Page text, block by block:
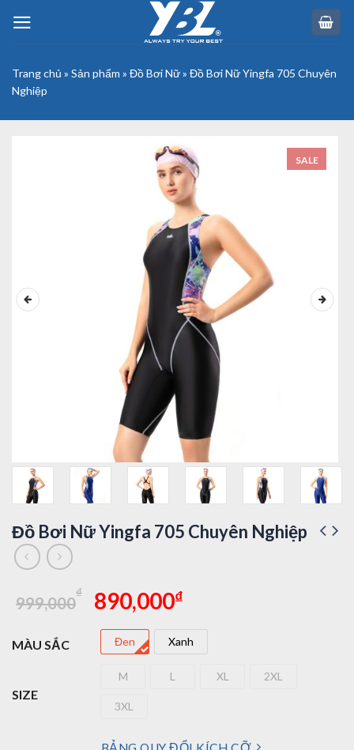
Trang chủ » Sản phẩm » Đồ Bơi Nữ» Đồ Bơi Nữ Yingfa 705 Chuyên
Nghiệp
SALE
Đồ Bơi Nữ Yingfa 705 Chuyên Nghiệp
999,000
₫
Giá
gốc
là:
999,000₫.
890,000₫
tại
là:
890,000₫.
MÀU SẮC ĐenĐen Xanh
Xanh
SIZE
M
M LL XLXL 2XL2XL
3XL3XL